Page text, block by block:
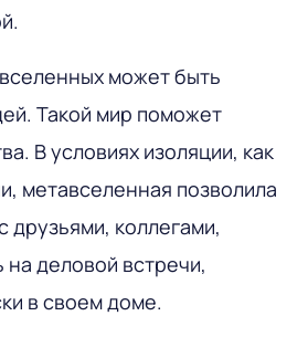
может быть
Такой мир поможет
В условиях изоляции, как
метавселенная позволила
друзьями, коллегами,
на деловой встречи,
в своем доме.